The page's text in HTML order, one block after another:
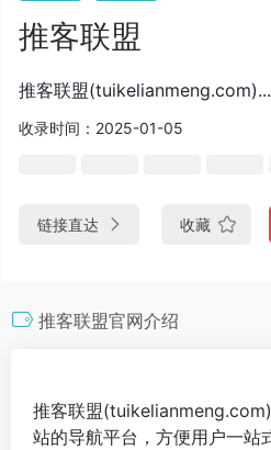
推客联盟
推客联盟(tuikelianmeng.com)...
收录时间：2025-01-05
链接直达 收藏
推客联盟官网介绍
推客联盟
站的导航平台，方便用户一站